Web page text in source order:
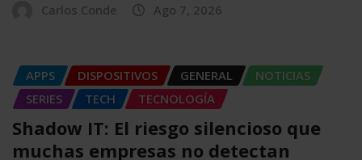
Carlos Conde Ago 7, 2026
APPS DISPOSITIVOS GENERAL
NOTICIAS
SERIES
TECH TECNOLOGÍA
Shadow IT: El riesgo silencioso que
muchas empresas no detectan